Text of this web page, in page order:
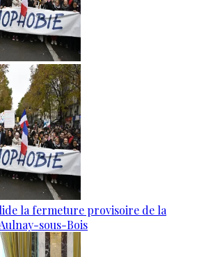
la fermeture provisoire de la
sous-Bois